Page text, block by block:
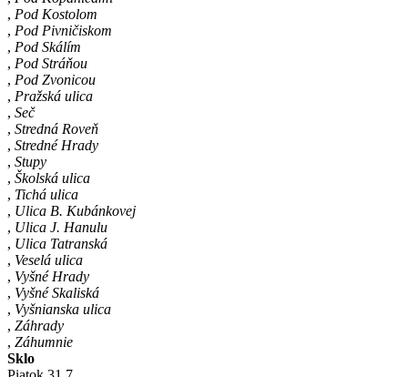
, Pod Kostolom
, Pod Pivničiskom
, Pod Skálím
, Pod Stráňou
, Pod Zvonicou
, Pražská ulica
, Seč
, Stredná Roveň
, Stredné Hrady
, Stupy
, Školská ulica
, Tichá ulica
, Ulica B. Kubánkovej
, Ulica J. Hanulu
, Ulica Tatranská
, Veselá ulica
, Vyšné Hrady
, Vyšné Skaliská
, Vyšnianska ulica
, Záhrady
, Záhumnie
Sklo